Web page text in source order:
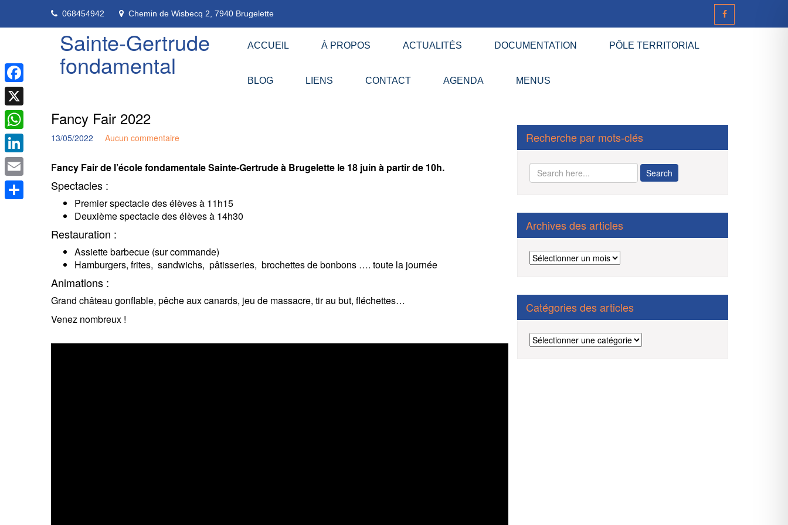
content
068454942 Chemin de Wisbecq 2, 7940 Brugelette
Sainte-Gertrude
fondamental
ACCUEIL À PROPOS ACTUALITÉS DOCUMENTATION PÔLE TERRITORIAL
BLOG LIENS CONTACT AGENDA MENUS
Fancy Fair 2022
13/05/2022 Aucun commentaire
Fancy Fair de l’école fondamentale Sainte-Gertrude à Brugelette le 18 juin à partir de 10h.
Spectacles :
Premier spectacle des élèves à 11h15
Deuxième spectacle des élèves à 14h30
Restauration :
Assiette barbecue (sur commande)
Hamburgers, frites, sandwichs, pâtisseries, brochettes de bonbons …. toute la journée
Animations :
Grand château gonflable, pêche aux canards, jeu de massacre, tir au but, fléchettes…
Venez nombreux !
Recherche par mots-clés
Archives des articles
Archives
des
Catégories des articles
Catégories
des
Facebook
X
WhatsApp
LinkedIn
Email